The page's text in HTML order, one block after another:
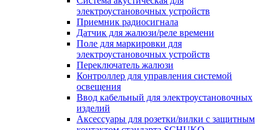
электроустановочных устройств
Приемник радиосигнала
Датчик для жалюзи/реле времени
Поле для маркировки для
электроустановочных устройств
Переключатель жалюзи
Контроллер для управления системой
освещения
Ввод кабельный для электроустановочных
изделий
Аксессуары для розетки/вилки с защитным